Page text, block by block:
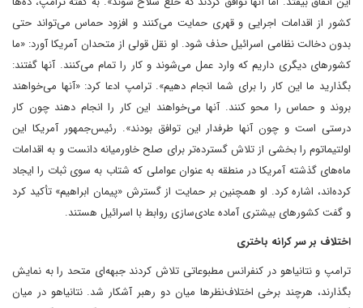
کشور از اقدامات اجرایی و قهری حمایت می‌کنند و افزود حماس می‌تواند حتی
بدون دخالت نظامی اسرائیل حذف شود. او نقل قولی از متحدان آمریکا آورد: «ما
کشورهای دیگری داریم که وارد عمل می‌شوند و کار را تمام می‌کنند. آنها گفتند:
بگذارید ما این کار را برای شما انجام دهیم». ترامپ ادعا کرد: «آنها می‌خواهند
بروند و حماس را محو کنند. آنها می‌خواهند این کار را انجام دهند چون کار
درستی است و چون آنها طرفدار این توافق بودند». رئیس‌جمهور آمریکا این
اولتیماتوم را بخشی از تلاش گسترده‌تر برای صلح خاورمیانه دانست و به اقدامات
ماه‌های گذشته آمریکا در منطقه به عنوان عواملی که شتاب به سوی ثبات را ایجاد
کرده‌اند، اشاره کرد. او همچنین بر حمایت از گسترش «پیمان ابراهیم» تأکید کرد
و گفت کشورهای بیشتری آماده عادی‌سازی روابط با اسرائیل هستند.
اختلاف بر سر کرانه باختری
ترامپ و نتانیاهو در کنفرانس مطبوعاتی تلاش کردند جبهه‌ای متحد را به نمایش
بگذارند، هرچند برخی اختلاف‌نظرها میان دو رهبر آشکار شد. نتانیاهو در میان